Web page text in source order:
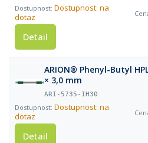
Dostupnost: na
dotaz
Detail
ARION® Phenyl-Butyl
× 3,0 mm
ARI-5735-IH30
Dostupnost: na
dotaz
Detail